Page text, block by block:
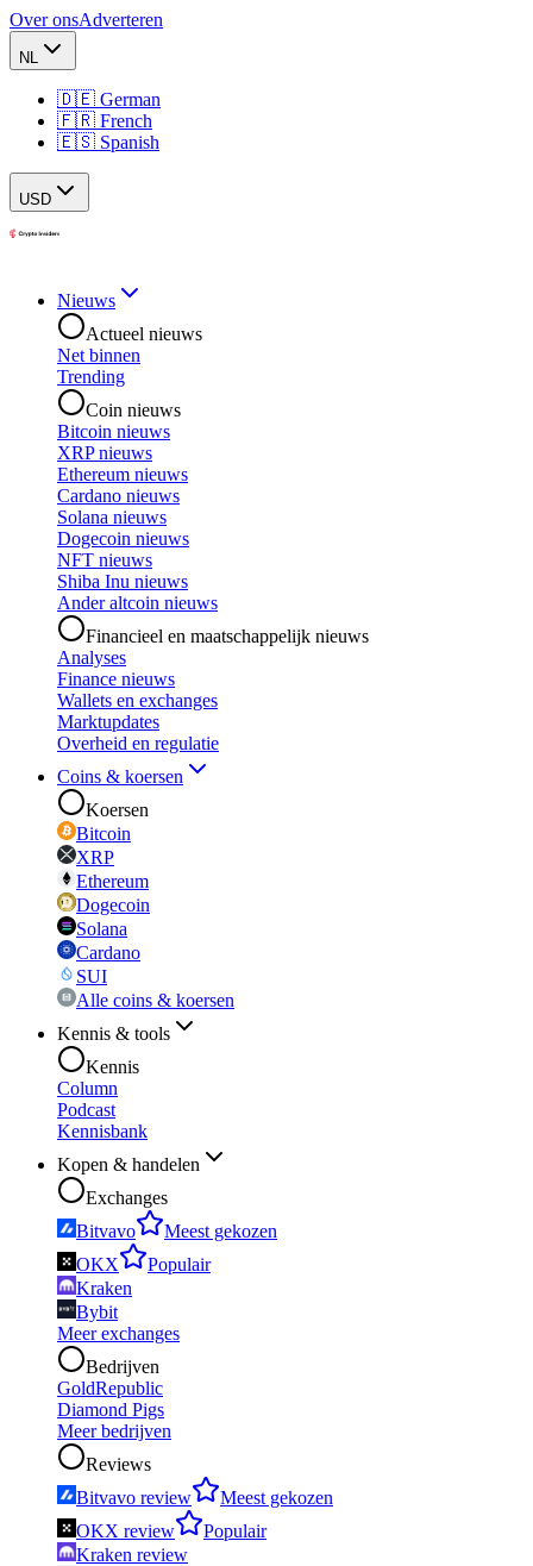
Over onsAdverteren
NL
🇩🇪 German
🇫🇷 French
🇪🇸 Spanish
USD
Nieuws
Actueel nieuws
Net binnen
Trending
Coin nieuws
Bitcoin nieuws
XRP nieuws
Ethereum nieuws
Cardano nieuws
Solana nieuws
Dogecoin nieuws
NFT nieuws
Shiba Inu nieuws
Ander altcoin nieuws
Financieel en maatschappelijk nieuws
Analyses
Finance nieuws
Wallets en exchanges
Marktupdates
Overheid en regulatie
Coins & koersen
Koersen
Bitcoin
XRP
Ethereum
Dogecoin
Solana
Cardano
SUI
Alle coins & koersen
Kennis & tools
Kennis
Column
Podcast
Kennisbank
Kopen & handelen
Exchanges
Bitvavo
Meest gekozen
OKX
Populair
Kraken
Bybit
Meer exchanges
Bedrijven
GoldRepublic
Diamond Pigs
Meer bedrijven
Reviews
Bitvavo review
Meest gekozen
OKX review
Populair
Kraken review